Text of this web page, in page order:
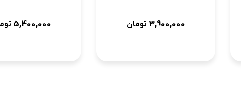
3,900,000 تومان 5,400,000